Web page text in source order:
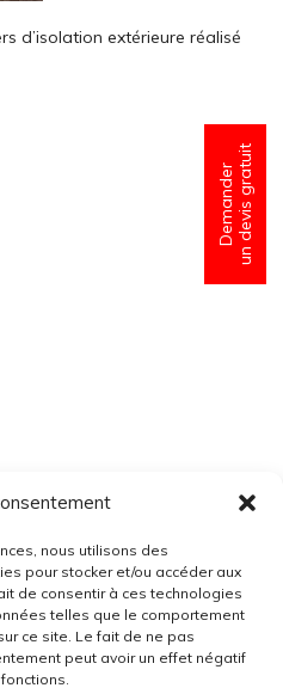
nous utilisons des
pour stocker et/ou accéder aux
de consentir à ces technologies
telles que le comportement
ce site. Le fait de ne pas
peut avoir un effet négatif
Demanderun devis gratuit
d’isolation extérieure réalisé